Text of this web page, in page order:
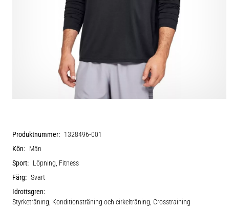
Produktnummer: 1328496-001
Kön: Män
Sport: Löpning, Fitness
Färg: Svart
Idrottsgren:
Styrketräning, Konditionsträning och cirkelträning, Crosstraining